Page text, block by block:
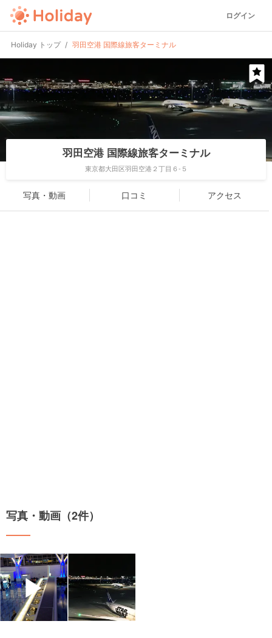
ログイン
Holiday トップ 羽田空港 国際線旅客ターミナル
羽田空港 国際線旅客ターミナル
東京都大田区羽田空港２丁目６-５
写真・動画 口コミ アクセス
写真・動画（2件）
▶